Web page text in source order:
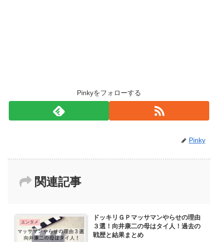
Pinkyをフォローする
Pinky
関連記事
エンタメ
ドッキリＧＰマッサマンやらせの理由
３選！向井康二の母はタイ人！過去の
戦歴と結果まとめ